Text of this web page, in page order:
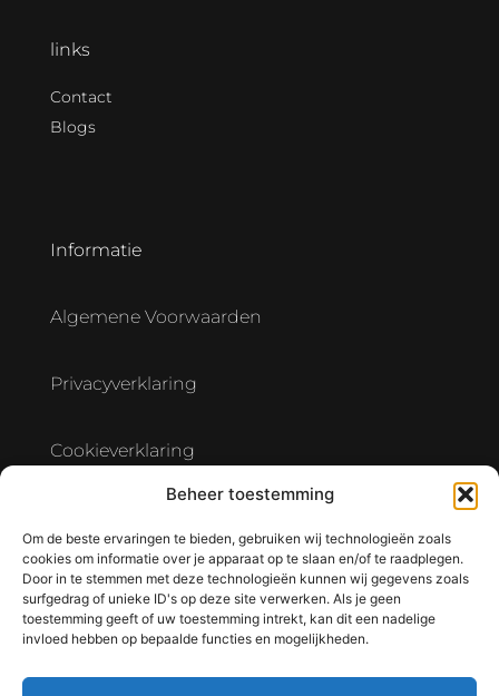
Beheer toestemming
Om de beste ervaringen te bieden, gebruiken wij technologieën zoals
cookies om informatie over je apparaat op te slaan en/of te raadplegen.
Door in te stemmen met deze technologieën kunnen wij gegevens zoals
surfgedrag of unieke ID's op deze site verwerken. Als je geen
toestemming geeft of uw toestemming intrekt, kan dit een nadelige
invloed hebben op bepaalde functies en mogelijkheden.
Informatie
Algemene Voorwaarden
Privacyverklaring
Cookieverklaring
links
Contact
Blogs